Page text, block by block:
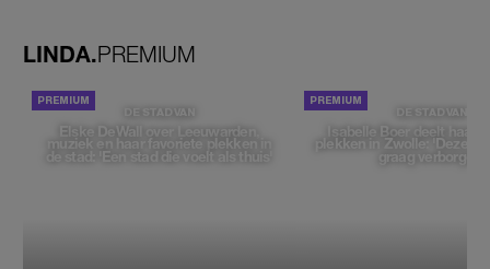
LINDA.PREMIUM
DE STAD VAN
Elske DeWall over Leeuwarden,
muziek en haar favoriete plekken in
de stad: 'Een stad die voelt als thuis'
DE STAD VAN
Isabelle Boer deelt haar
plekken in Zwolle: 'Deze
graag verborgen'